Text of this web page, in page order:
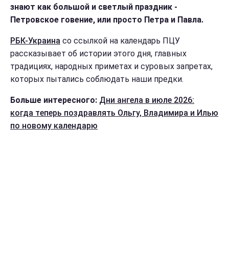
знают как большой и светлый праздник -
Петровское говение, или просто Петра и Павла.
РБК-Украина со ссылкой на календарь ПЦУ
рассказывает об истории этого дня, главных
традициях, народных приметах и суровых запретах,
которых пытались соблюдать наши предки.
Больше интересного: Дни ангела в июле 2026:
когда теперь поздравлять Ольгу, Владимира и Илью
по новому календарю